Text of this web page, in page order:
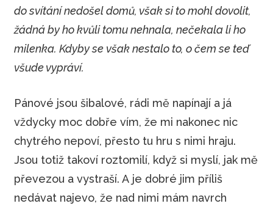
do svítání nedošel domů, však si to mohl dovolit,
žádná by ho kvůli tomu nehnala, nečekala li ho
milenka. Kdyby se však nestalo to, o čem se teď
všude vypráví.
Pánové jsou šibalové, rádi mě napínají a já
vždycky moc dobře vím, že mi nakonec nic
chytrého nepoví, přesto tu hru s nimi hraju.
Jsou totiž takoví roztomilí, když si myslí, jak mě
převezou a vystraší. A je dobré jim příliš
nedávat najevo, že nad nimi mám navrch